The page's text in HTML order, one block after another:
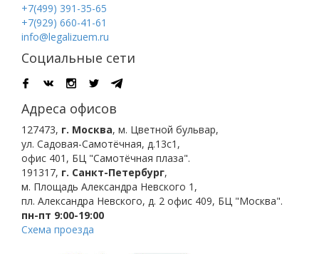
+7(499) 391-35-65
+7(929) 660-41-61
info@legalizuem.ru
Социальные сети
Адреса офисов
127473, г. Москва, м. Цветной бульвар,
ул. Садовая-Самотёчная, д.13с1,
офис 401, БЦ "Самотёчная плаза".
191317, г. Санкт-Петербург,
м. Площадь Александра Невского 1 ,
пл. Александра Невского, д. 2 офис 409, БЦ "Москва".
пн-пт 9:00-19:00
Схема проезда